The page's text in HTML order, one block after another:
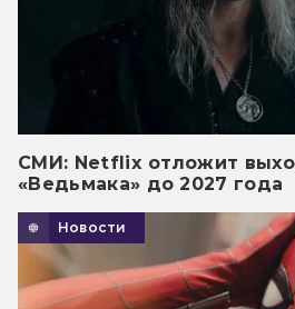
СМИ: Netflix отложит
«Ведьмака» до 2027 года
Новости